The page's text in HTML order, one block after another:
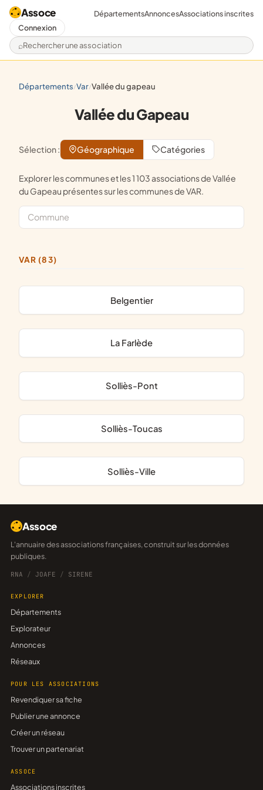
Assoce
Rechercher une association
DépartementsAnnoncesAssociations inscrites
Connexion
départements/ var/ vallée du gapeau
Vallée du Gapeau
Sélection : Géographique Catégories
Explorer les communes et les 1 103 associations de Vallée
du Gapeau présentes sur les communes de VAR.
VAR (83)
Belgentier
La Farlède
Solliès-Pont
Solliès-Toucas
Solliès-Ville
Assoce
L'annuaire des associations françaises, construit sur les données
publiques.
RNA / JOAFE / SIRENE
EXPLORER
Départements
Explorateur
Annonces
Réseaux
POUR LES ASSOCIATIONS
Revendiquer sa fiche
Publier une annonce
Créer un réseau
Trouver un partenariat
ASSOCE
Associations inscrites